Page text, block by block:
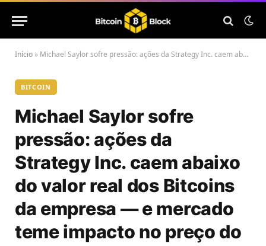
Início » Michael Saylor sofre pressão: ações da Strategy Inc. caem abaixo do valor real dos Bitcoins da empresa — e mercado teme impacto no preço do BTC
BITCOIN
Michael Saylor sofre
pressão: ações da
Strategy Inc. caem abaixo
do valor real dos Bitcoins
da empresa — e mercado
teme impacto no preço do